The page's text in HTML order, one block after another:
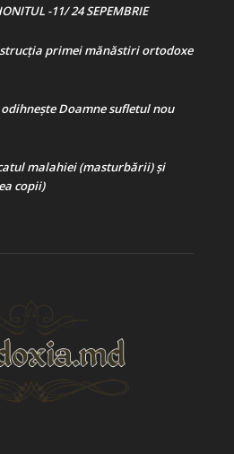
-11/ 24 SEPEMBRIE
primei mănăstiri ortodoxe
Doamne sufletul nou
malahiei (masturbării) şi
copii)